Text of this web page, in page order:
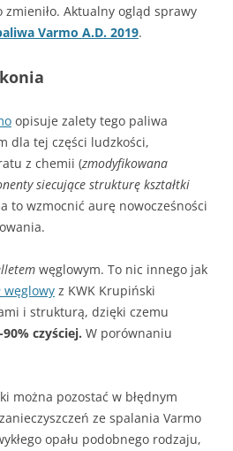
Aktualny ogląd sprawy
Varmo A.D. 2019.
opisuje zalety tego paliwa
dla tej części ludzkości,
z chemii (zmodyfikowana
siecujące strukturę kształtki
to wzmocnić aurę nowocześności
węglowym. To nic innego jak
węglowy z KWK Krupiński
i strukturą, dzięki czemu
czyściej. W porównaniu
można pozostać w błędnym
ze spalania Varmo
opału podobnego rodzaju,